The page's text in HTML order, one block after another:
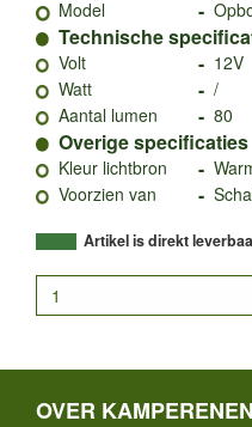
Model
-
Technische
Volt - 12V
Watt
- /
Aantal lumen
- 80
Overige specificaties
Kleur lichtbron -
Voorzien van
-
Artikel is direkt
OVER